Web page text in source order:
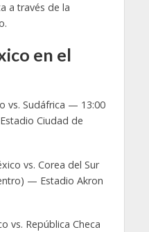
a través de la
en el
vs. Sudáfrica — 13:00
Ciudad de
vs. Corea del Sur
— Estadio Akron
vs. República Checa